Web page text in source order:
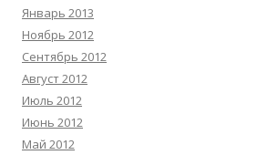
Январь 2013
Ноябрь 2012
Сентябрь 2012
Август 2012
Июль 2012
Июнь 2012
Май 2012